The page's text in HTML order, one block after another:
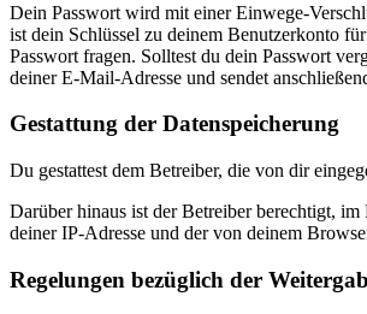
Dein Passwort wird mit einer Einwege-
ist dein Schlüssel zu deinem Benutzerkonto
Passwort fragen. Solltest du dein Passwort
deiner E-Mail-Adresse und sendet
Gestattung der Datenspeicherung
Du gestattest dem Betreiber, die von dir
Darüber hinaus ist der Betreiber berechtigt,
deiner IP-Adresse und der von deinem
Regelungen bezüglich der